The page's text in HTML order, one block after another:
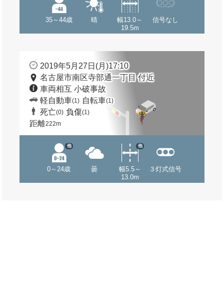
35～44歳 晴
幅13.0～
19.5m
信号なし
2019年5月27日(月)17:10
名古屋市南区寺部通一丁目 付近
車両相互 小破事故
軽自動車(1) 自転車(1)
死亡(0) 負傷(1)
距離222m
0～24歳
他
曇
幅5.5～
13.0m
他
３灯式信号